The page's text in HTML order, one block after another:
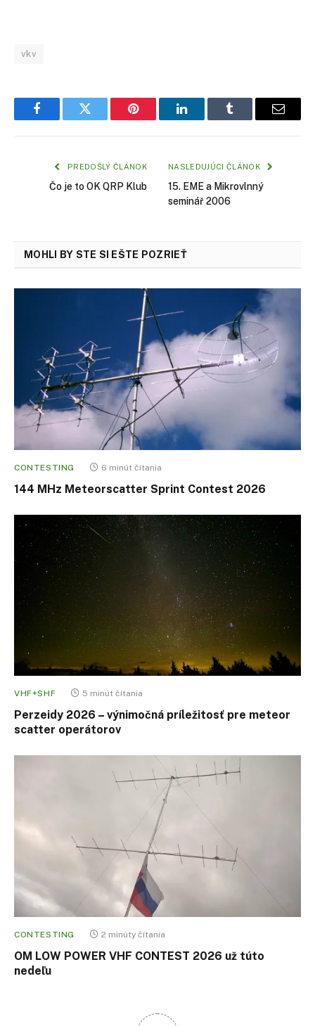
vkv
FacebookTwitter Pinterest LinkedInTumblr Email
PREDOŠLÝ ČLÁNOK
Čo je to OK QRP Klub
NASLEDUJÚCI ČLÁNOK
15. EME a Mikrovlnný
seminář 2006
MOHLI BY STE SI EŠTE POZRIEŤ
CONTESTING 6 minút čítania
144 MHz Meteorscatter Sprint Contest 2026
VHF+SHF 5 minút čítania
Perzeidy 2026 – výnimočná príležitosť pre meteor
scatter operátorov
CONTESTING 2 minúty čítania
OM LOW POWER VHF CONTEST 2026 už túto
nedeľu